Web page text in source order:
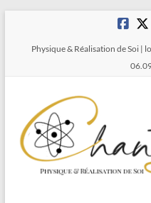
Physique & Réalisation de Soi